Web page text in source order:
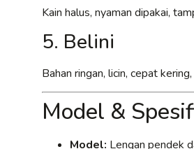
Kain halus, nyaman dipakai,
5. Belini
Bahan ringan, licin, cepat
Model &
Model: Lengan pendek